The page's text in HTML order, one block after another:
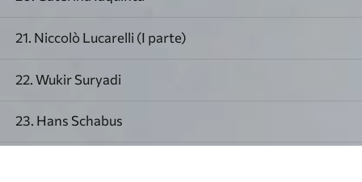
21. Niccolò Lucarelli (I parte)
22. Wukir Suryadi
23. Hans Schabus